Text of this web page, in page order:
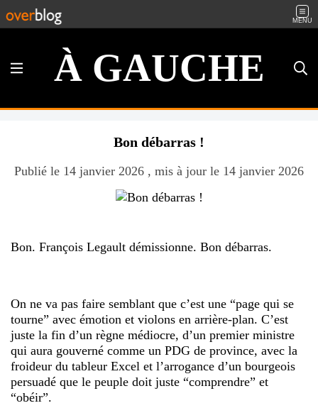
MENU
À GAUCHE
Bon débarras !
Publié le 14 janvier 2026 , mis à jour le 14 janvier 2026
Bon. François Legault démissionne. Bon débarras.
On ne va pas faire semblant que c’est une “page qui se
tourne” avec émotion et violons en arrière-plan. C’est
juste la fin d’un règne médiocre, d’un premier ministre
qui aura gouverné comme un PDG de province, avec la
froideur du tableur Excel et l’arrogance d’un bourgeois
persuadé que le peuple doit juste “comprendre” et
“obéir”.